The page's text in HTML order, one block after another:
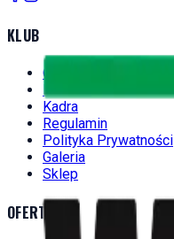
KLUB
O Nas
Historia
Kadra
Regulamin
Polityka Prywatności
Galeria
Sklep
OFERTA